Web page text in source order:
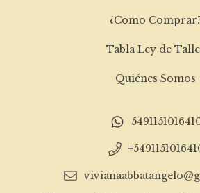
¿Como
Tabla Ley de
Quiénes Somos